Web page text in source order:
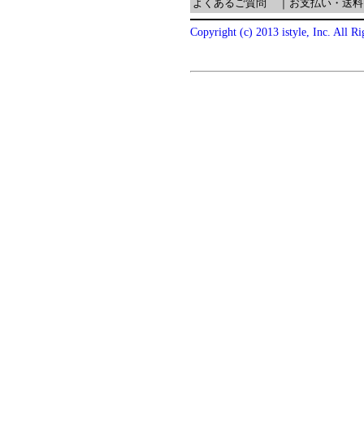
よくあるご質問 お支払い・送料
Copyright (c) 2013 istyle, Inc. All